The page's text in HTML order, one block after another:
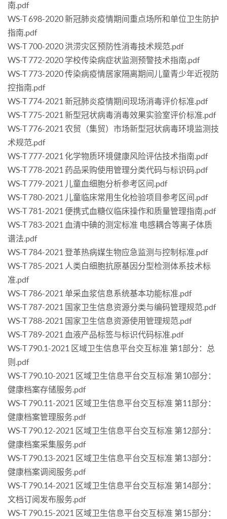
南.pdf
WS-T 698-2020 新冠肺炎疫情期间重点场所和单位卫生防护
指南.pdf
WS-T 700-2020 洪涝灾区预防性消毒技术规范.pdf
WS-T 772-2020 学校传染病症状监测预警技术指南.pdf
WS-T 773-2020 传染病疫情居家隔离期间儿童青少年近视防
控指南.pdf
WS-T 774-2021 新冠肺炎疫情期间现场消毒评价标准.pdf
WS-T 775-2021 新型冠状病毒消毒效果实验室评价标准.pdf
WS-T 776-2021 农贸（集贸）市场新型冠状病毒环境监测技
术规范.pdf
WS-T 777-2021 化学物质环境健康风险评估技术指南.pdf
WS-T 778-2021 药品采购使用管理分类代码与标识码.pdf
WS-T 779-2021 儿童血细胞分析参考区间.pdf
WS-T 780-2021 儿童临床常用生化检验项目参考区间.pdf
WS-T 781-2021 便携式血糖仪临床操作和质量管理指南.pdf
WS-T 783-2021 血清中碘的测定标准 电感耦合等离子体质
谱法.pdf
WS-T 784-2021 登革热病媒生物应急监测与控制标准.pdf
WS-T 785-2021 人类白细胞抗原基因分型检测体系技术标
准.pdf
WS-T 786-2021 单采血浆信息系统基本功能标准.pdf
WS-T 787-2021 国家卫生信息资源分类与编码管理规范.pdf
WS-T 788-2021 国家卫生信息资源使用管理规范.pdf
WS-T 789-2021 血液产品标签与标识代码标准.pdf
WS-T 790.1-2021 区域卫生信息平台交互标准 第1部分：总
则.pdf
WS-T 790.10-2021 区域卫生信息平台交互标准 第10部分：
健康档案存储服务.pdf
WS-T 790.11-2021 区域卫生信息平台交互标准 第11部分：
健康档案管理服务.pdf
WS-T 790.12-2021 区域卫生信息平台交互标准 第12部分：
健康档案采集服务.pdf
WS-T 790.13-2021 区域卫生信息平台交互标准 第13部分：
健康档案调阅服务.pdf
WS-T 790.14-2021 区域卫生信息平台交互标准 第14部分：
文档订阅发布服务.pdf
WS-T 790.15-2021 区域卫生信息平台交互标准 第15部分：